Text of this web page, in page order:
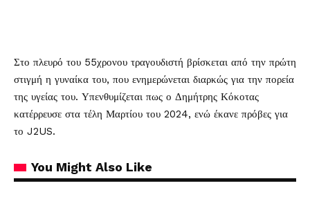
Στο πλευρό του 55χρονου τραγουδιστή βρίσκεται από την πρώτη
στιγμή η γυναίκα του, που ενημερώνεται διαρκώς για την πορεία
της υγείας του. Υπενθυμίζεται πως ο Δημήτρης Κόκοτας
κατέρρευσε στα τέλη Μαρτίου του 2024, ενώ έκανε πρόβες για
το J2US.
You Might Also Like